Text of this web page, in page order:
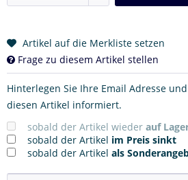
Artikel auf die Merkliste setzen
Frage zu diesem Artikel stellen
Hinterlegen Sie Ihre Email Adresse
diesen Artikel informiert.
sobald der Artikel wieder auf
sobald der Artikel im Preis sinkt
sobald der Artikel als